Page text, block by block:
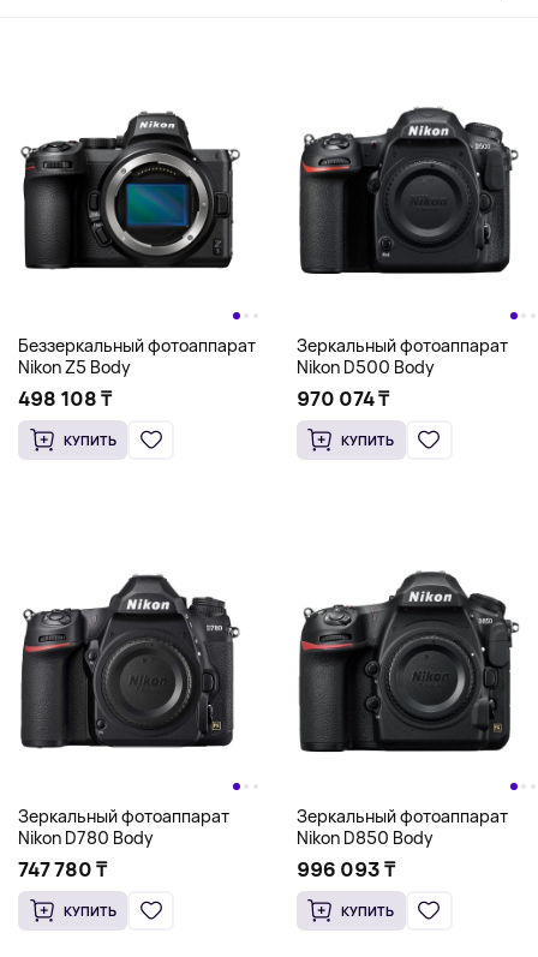
Беззеркальный фотоаппарат
Nikon Z5 Body
498 108 ₸
КУПИТЬ
Зеркальный фотоаппарат
Nikon D500 Body
970 074 ₸
КУПИТЬ
Зеркальный фотоаппарат
Nikon D780 Body
747 780 ₸
КУПИТЬ
Зеркальный фотоаппарат
Nikon D850 Body
996 093 ₸
КУПИТЬ